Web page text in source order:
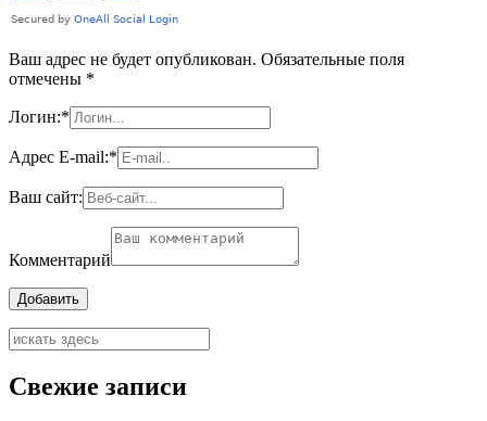
Ваш адрес не будет опубликован. Обязательные поля
отмечены *
Логин:*
Адрес E-mail:*
Ваш сайт:
Комментарий
Свежие записи